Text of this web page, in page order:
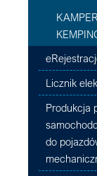
Licznik
Produkcja
do